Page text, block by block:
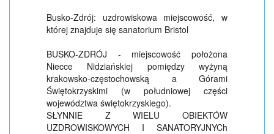
Busko-Zdrój: uzdrowiskowa miejscowość, w
której znajduje się sanatorium Bristol
BUSKO-ZDRÓJ - miejscowość położona
Niecce Nidziańskiej pomiędzy wyżyną
krakowsko-częstochowską a Górami
Świętokrzyskimi (w południowej części
województwa świętokrzyskiego).
SŁYNNIE Z WIELU OBIEKTÓW
UZDROWISKOWYCH I SANATORYJNYCh